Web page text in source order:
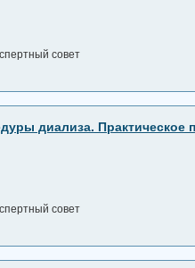
совет
диализа. Практическое
совет